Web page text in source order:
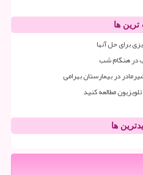
ها
برای حل آنها
در بیمارستان بهرامی
مطالعه کنید
ها